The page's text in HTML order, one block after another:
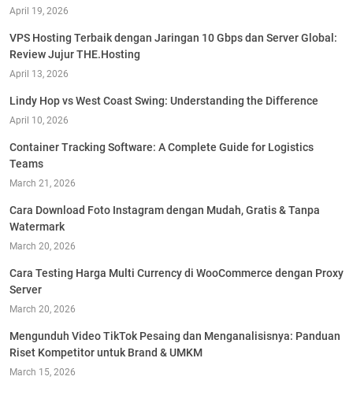
April 19, 2026
VPS Hosting Terbaik dengan Jaringan 10 Gbps dan Server Global:
Review Jujur THE.Hosting
April 13, 2026
Lindy Hop vs West Coast Swing: Understanding the Difference
April 10, 2026
Container Tracking Software: A Complete Guide for Logistics
Teams
March 21, 2026
Cara Download Foto Instagram dengan Mudah, Gratis & Tanpa
Watermark
March 20, 2026
Cara Testing Harga Multi Currency di WooCommerce dengan Proxy
Server
March 20, 2026
Mengunduh Video TikTok Pesaing dan Menganalisisnya: Panduan
Riset Kompetitor untuk Brand & UMKM
March 15, 2026